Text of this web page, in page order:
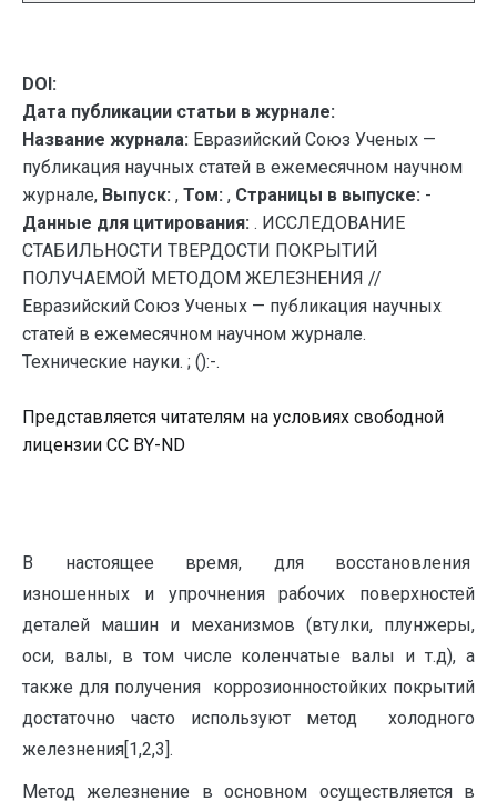
DOI:
Дата публикации статьи в журнале:
Название журнала: Евразийский Союз Ученых —
публикация научных статей в ежемесячном научном
журнале, Выпуск: , Том: , Страницы в выпуске: -
Данные для цитирования: . ИССЛЕДОВАНИЕ
СТАБИЛЬНОСТИ ТВЕРДОСТИ ПОКРЫТИЙ
ПОЛУЧАЕМОЙ МЕТОДОМ ЖЕЛЕЗНЕНИЯ //
Евразийский Союз Ученых — публикация научных
статей в ежемесячном научном журнале.
Технические науки. ; ():-.
Представляется читателям на условиях свободной
лицензии CC BY-ND
В настоящее время, для восстановления
изношенных и упрочнения рабочих поверхностей
деталей машин и механизмов (втулки, плунжеры,
оси, валы, в том числе коленчатые валы и т.д), а
также для получения коррозионностойких покрытий
достаточно часто используют метод холодного
железнения[1,2,3].
Метод железнение в основном осуществляется в